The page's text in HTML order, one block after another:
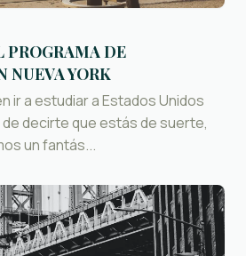
PROGRAMA DE
NUEVA YORK
ir a estudiar a Estados Unidos
de decirte que estás de suerte,
un fantás...